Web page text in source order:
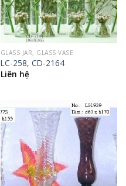
GLASS JAR, GLASS VASE
LC-258, CD-2164
Liên hệ